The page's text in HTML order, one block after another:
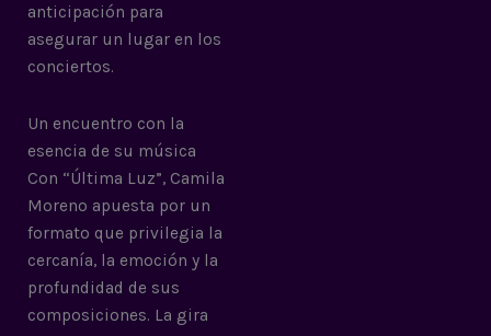
anticipación para
asegurar un lugar en los
conciertos.
Un encuentro con la
esencia de su música
Con “Última Luz”, Camila
Moreno apuesta por un
formato que privilegia la
cercanía, la emoción y la
profundidad de sus
composiciones. La gira